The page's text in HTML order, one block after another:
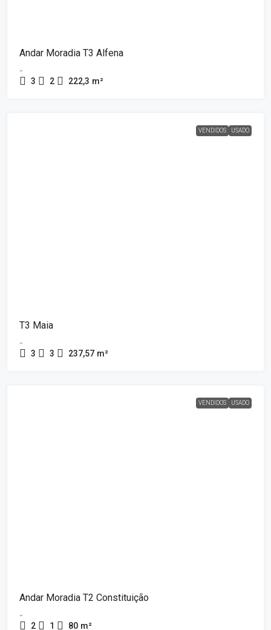
Andar Moradia T3 Alfena
-
3 2 222,3 m²
VENDIDOS USADO
T3 Maia
-
3 3 237,57 m²
VENDIDOS USADO
Andar Moradia T2 Constituição
-
2 1 80 m²